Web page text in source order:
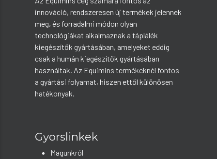
innováció, rendszeresen új termékek jelennek
meg, és forradalmi módon olyan
technológiákat alkalmaznak a táplálék
kiegészítők gyártásában, amelyeket eddig
csak a humán kiegészítők gyártásában
használtak. Az Equimins termékeknél fontos
a gyártási folyamat, hiszen ettől különösen
hatékonyak.
Gyorslinkek
Magunkról